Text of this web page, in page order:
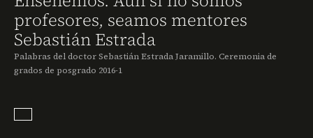
profesores, seamos mentores
Sebastián Estrada
Palabras del doctor Sebastián Estrada Jaramillo. Ceremonia de
grados de posgrado 2016-1